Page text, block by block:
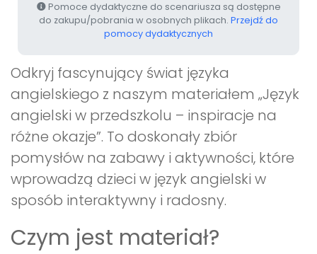
Pomoce dydaktyczne do scenariusza są dostępne
do zakupu/pobrania w osobnych plikach. Przejdź do
pomocy dydaktycznych
Odkryj fascynujący świat języka
angielskiego z naszym materiałem „Język
angielski w przedszkolu – inspiracje na
różne okazje”. To doskonały zbiór
pomysłów na zabawy i aktywności, które
wprowadzą dzieci w język angielski w
sposób interaktywny i radosny.
Czym jest materiał?